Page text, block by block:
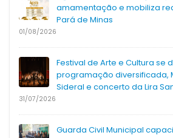
amamentação e mobiliza
Pará de Minas
01/08/2026
Festival de Arte e Cultura se
programação diversificada,
Sideral e concerto da Lira
31/07/2026
Guarda Civil Municipal